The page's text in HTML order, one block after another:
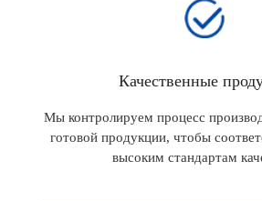
Качественные
Мы контролируем процесс
готовой продукции, чтобы
высоким стандартам